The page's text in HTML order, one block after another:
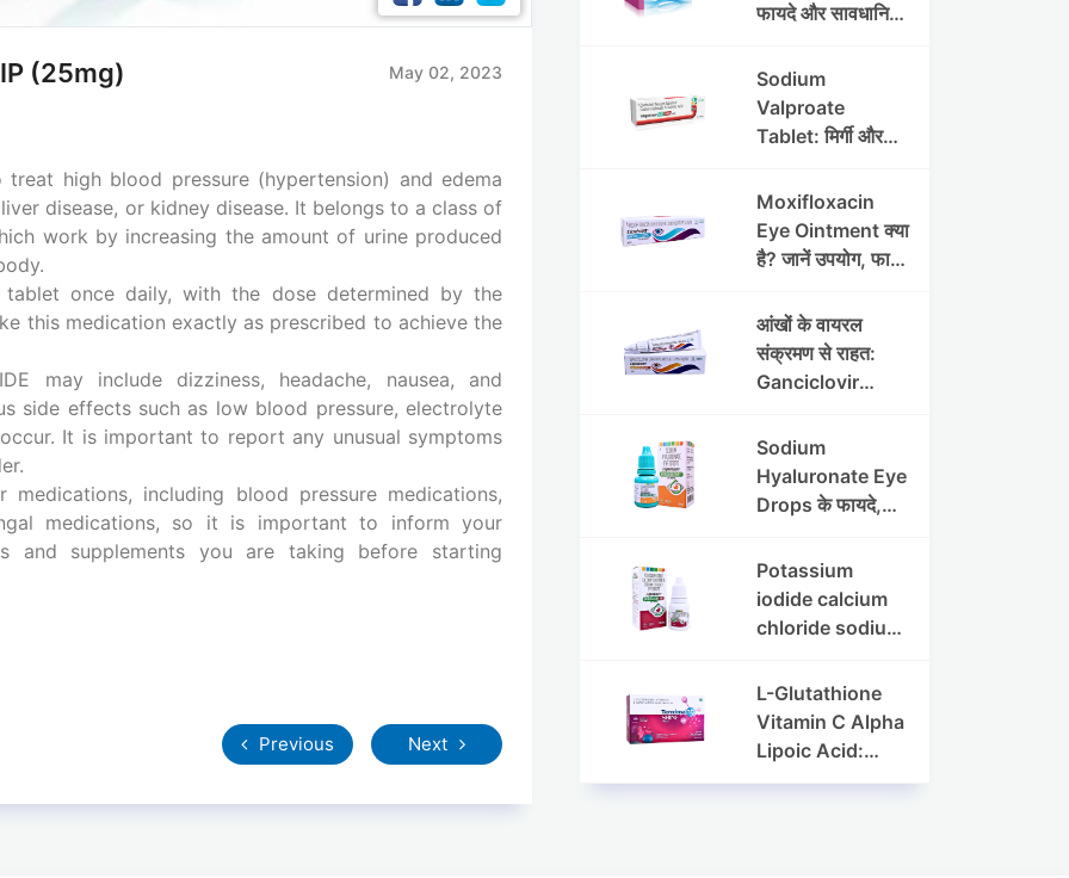
(25mg) May 02, 2023
treat high blood pressure (hypertension) and edema
disease, or kidney disease. It belongs to a class of
work by increasing the amount of urine produced
tablet once daily, with the dose determined by the
this medication exactly as prescribed to achieve the
may include dizziness, headache, nausea, and
side effects such as low blood pressure, electrolyte
It is important to report any unusual symptoms
medications, including blood pressure medications,
medications, so it is important to inform your
and supplements you are taking before starting
Previous Next
फायदे और सावधानियां
Sodium
Valproate
Tablet: मिर्गी और
लाभ, नुकसान और
सावधानियां
Moxifloxacin
Eye Ointment क्या
है? जानें उपयोग, फायदे
आंखों के वायरल
संक्रमण से राहत:
Ganciclovir
की पूरी जानकारी
Sodium
Hyaluronate Eye
Drops के फायदे,
सावधानियां
Potassium
iodide calcium
chloride sodium
drops की संपूर्ण
जानकारी
L-Glutathione
Vitamin C Alpha
Lipoic Acid:
Benefits, Uses,